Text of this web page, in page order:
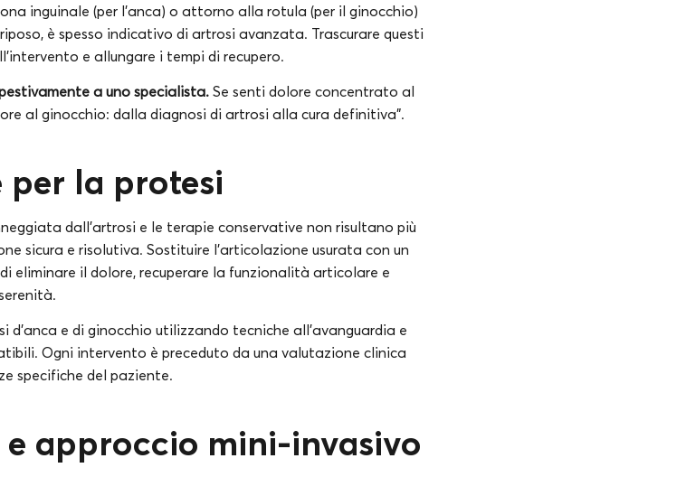
inguinale (per l’anca) o attorno alla rotula (per il ginocchio)
è spesso indicativo di artrosi avanzata. Trascurare questi
e allungare i tempi di recupero.
a uno specialista. Se senti dolore concentrato al
al ginocchio: dalla diagnosi di artrosi alla cura definitiva”.
la protesi
dall’artrosi e le terapie conservative non risultano più
sicura e risolutiva. Sostituire l’articolazione usurata con un
eliminare il dolore, recuperare la funzionalità articolare e
e di ginocchio utilizzando tecniche all’avanguardia e
Ogni intervento è preceduto da una valutazione clinica
specifiche del paziente.
e approccio mini-invasivo